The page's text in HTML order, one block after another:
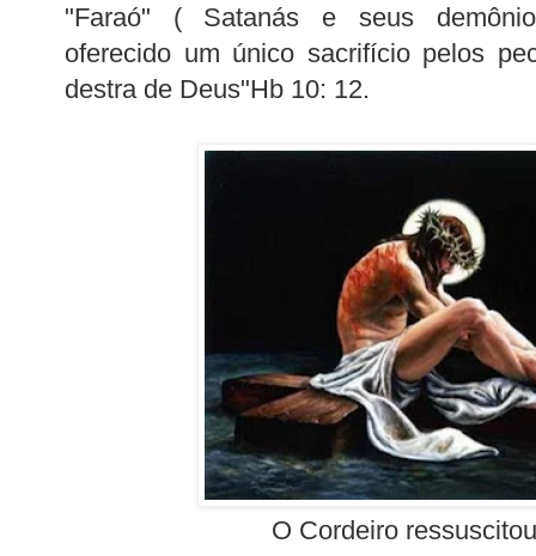
"Faraó" ( Satanás e seus
oferecido um único sacrifício pelos
destra de Deus"Hb 10: 12.
O Cordeiro